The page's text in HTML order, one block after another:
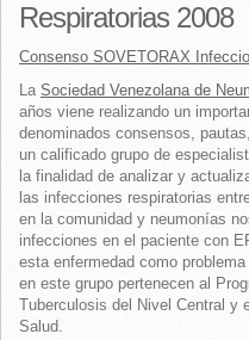
Respiratorias 2008
Consenso SOVETORAX
La Sociedad Venezolana de
años viene realizando un
denominados consensos,
un calificado grupo de
la finalidad de analizar y
las infecciones respiratorias
en la comunidad y neumonías
infecciones en el paciente con
esta enfermedad como
en este grupo pertenecen al
Tuberculosis del Nivel Central y
Salud.